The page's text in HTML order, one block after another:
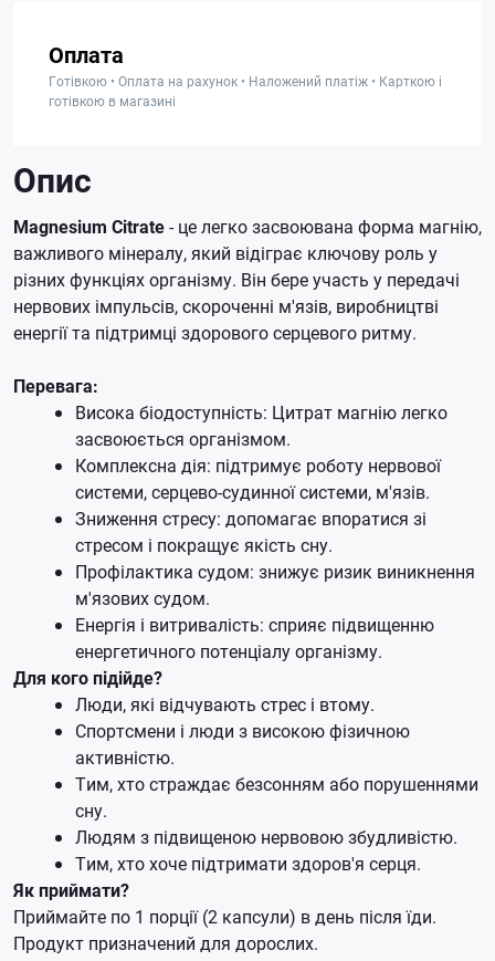
Оплата
Готівкою • Оплата на рахунок • Наложений платіж • Карткою і
готівкою в магазині
Опис
Magnesium Citrate- це легко засвоювана форма магнію,
важливого мінералу, який відіграє ключову роль у
різних функціях організму. Він бере участь у передачі
нервових імпульсів, скороченні м'язів, виробництві
енергії та підтримці здорового серцевого ритму.
Перевага:
Висока біодоступність: Цитрат магнію легко
засвоюється організмом.
Комплексна дія: підтримує роботу нервової
системи, серцево-судинної системи, м'язів.
Зниження стресу: допомагає впоратися зі
стресом і покращує якість сну.
Профілактика судом: знижує ризик виникнення
м'язових судом.
Енергія і витривалість: сприяє підвищенню
енергетичного потенціалу організму.
Для кого підійде?
Люди, які відчувають стрес і втому.
Спортсмени і люди з високою фізичною
активністю.
Тим, хто страждає безсонням або порушеннями
сну.
Людям з підвищеною нервовою збудливістю.
Тим, хто хоче підтримати здоров'я серця.
Як приймати?
Приймайте по 1 порції (2 капсули) в день після їди.
Продукт призначений для дорослих.